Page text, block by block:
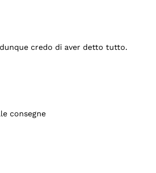
credo di aver detto tutto.
consegne